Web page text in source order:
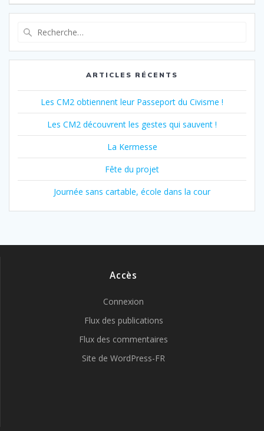
l’article
:
ARTICLES RÉCENTS
Les CM2 obtiennent leur Passeport du Civisme !
Les CM2 découvrent les gestes qui sauvent !
La Kermesse
Fête du projet
Journée sans cartable, école dans la cour
Accès
Connexion
Flux des publications
Flux des commentaires
Site de WordPress-FR